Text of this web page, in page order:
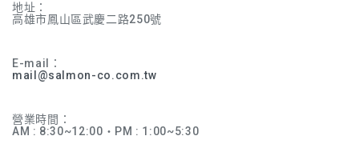
地址：
高雄市鳳山區武慶二路250號
E-mail：
mail@salmon-co.com.tw
營業時間：
AM : 8:30~12:00‧PM : 1:00~5:30